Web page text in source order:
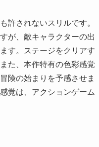
許されないスリルです。
が、敵キャラクターの出
す。ステージをクリアす
た、本作特有の色彩感覚
険の始まりを予感させま
覚は、アクションゲーム